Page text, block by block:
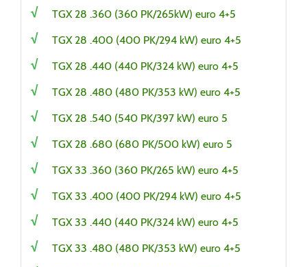
TGX 28 .360 (360 PK/265kW) euro 4+5
TGX 28 .400 (400 PK/294 kW) euro 4+5
TGX 28 .440 (440 PK/324 kW) euro 4+5
TGX 28 .480 (480 PK/353 kW) euro 4+5
TGX 28 .540 (540 PK/397 kW) euro 5
TGX 28 .680 (680 PK/500 kW) euro 5
TGX 33 .360 (360 PK/265 kW) euro 4+5
TGX 33 .400 (400 PK/294 kW) euro 4+5
TGX 33 .440 (440 PK/324 kW) euro 4+5
TGX 33 .480 (480 PK/353 kW) euro 4+5